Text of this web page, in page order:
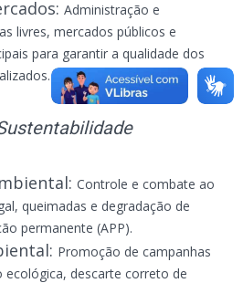
Administração e
livres, mercados públicos e
para garantir a qualidade dos
Controle e combate ao
queimadas e degradação de
permanente (APP).
Promoção de campanhas
ecológica, descarte correto de